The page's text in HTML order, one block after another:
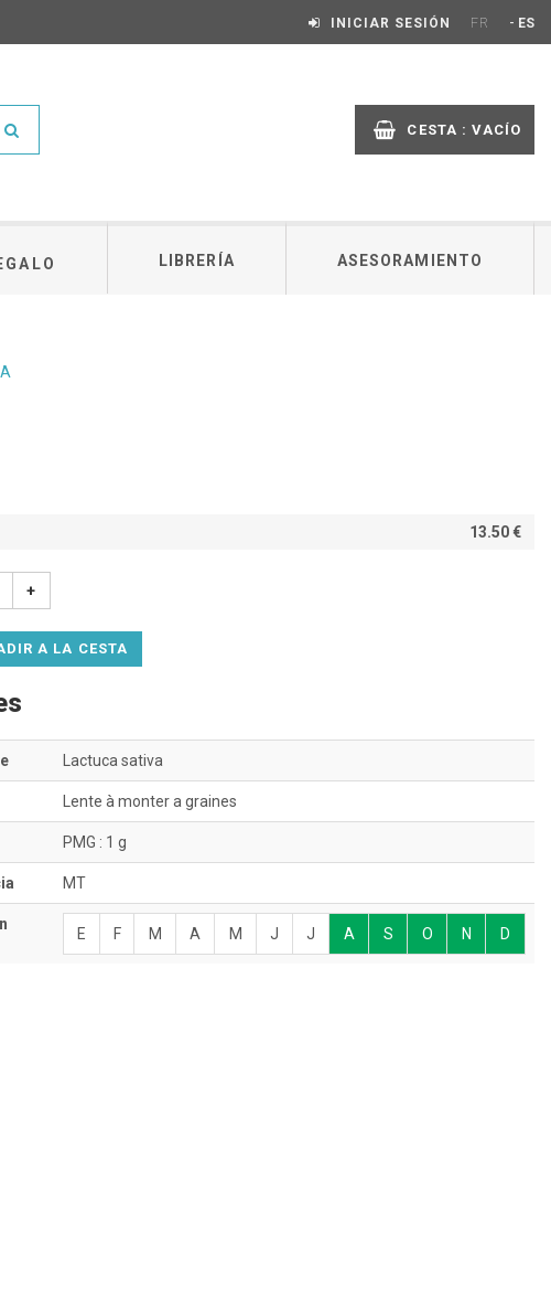
INICIAR SESIÓN FR - ES
CESTA : VACÍO
LIBRERÍA ASESORAMIENTO
13.50 €
+
A LA CESTA
Lactuca sativa
Lente à monter a graines
PMG : 1 g
MT
E F M A M J J A S O N D